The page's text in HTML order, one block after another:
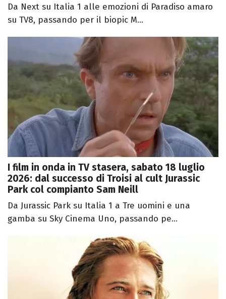
Da Next su Italia 1 alle emozioni di Paradiso amaro
su TV8, passando per il biopic M...
I film in onda in TV stasera, sabato 18 luglio
2026: dal successo di Troisi al cult Jurassic
Park col compianto Sam Neill
Da Jurassic Park su Italia 1 a Tre uomini e una
gamba su Sky Cinema Uno, passando pe...